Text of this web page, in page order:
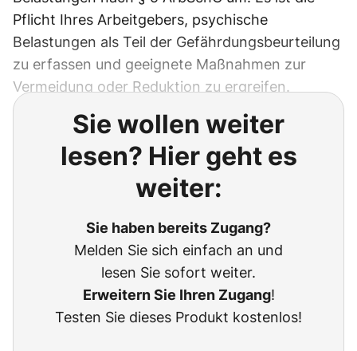
Pflicht Ihres Arbeitgebers, psychische
Belastungen als Teil der Gefährdungsbeurteilung
zu erfassen und geeignete Maßnahmen zur
Vermeidung oder Reduktion zu ergreifen.
Sie wollen weiter
lesen? Hier geht es
weiter:
Sie haben bereits Zugang?
Melden Sie sich einfach an und
lesen Sie sofort weiter.
Erweitern Sie Ihren Zugang!
Testen Sie dieses Produkt kostenlos!